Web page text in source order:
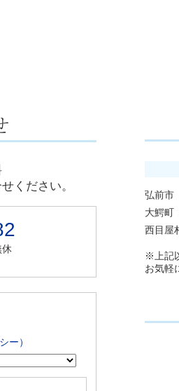
ください。
休
ー）
弘前市
大鰐町
西目屋
※上記
お気軽